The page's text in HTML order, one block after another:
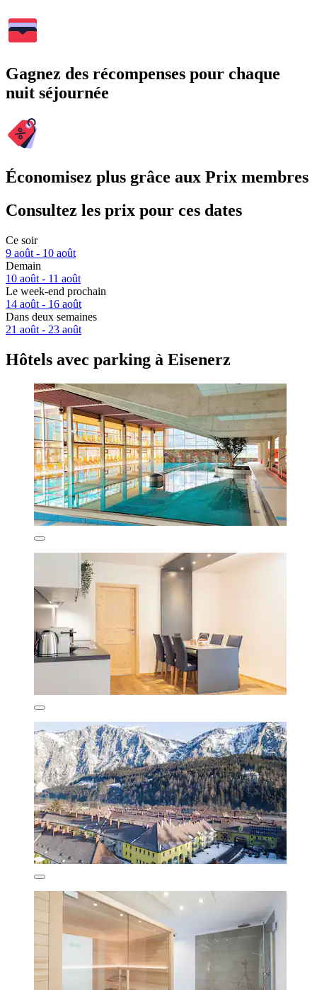
Gagnez des récompenses pour chaque
nuit séjournée
Économisez plus grâce aux Prix membres
Consultez les prix pour ces dates
Ce soir
9 août - 10 août
Demain
10 août - 11 août
Le week-end prochain
14 août - 16 août
Dans deux semaines
21 août - 23 août
Hôtels avec parking à Eisenerz